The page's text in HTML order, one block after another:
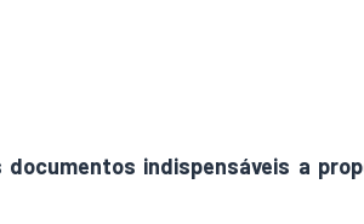
indispensáveis a